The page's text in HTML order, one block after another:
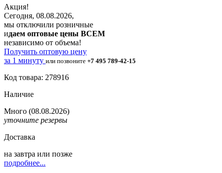
Акция!
Сегодня, 08.08.2026,
мы отключили розничные
идаем оптовые цены ВСЕМ
независимо от объема!
Получить оптовую цену
за 1 минуту или позвоните +7 495 789-42-15
Код товара: 278916
Наличие
Много (08.08.2026)
уточните резервы
Доставка
на завтра или позже
подробнее...